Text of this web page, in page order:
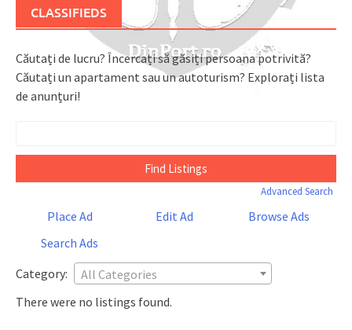
CLASSIFIEDS
Căutați de lucru? Încercați să găsiți persoana potrivită?
Căutați un apartament sau un autoturism? Explorați lista
de anunțuri!
Advanced Search
Place Ad Edit Ad
Browse Ads
Search Ads
Category:
All Categories
There were no listings found.